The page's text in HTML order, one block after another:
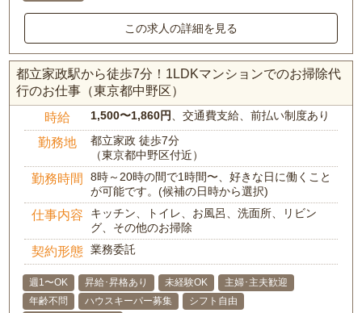
この求人の詳細を見る
都立家政駅から徒歩7分！1LDKマンションでのお掃除代
行のお仕事（東京都中野区）
時給 1,500〜1,860円、交通費支給、前払い制度あり
勤務地
都立家政 徒歩7分
（東京都中野区付近）
勤務時間
8時～20時の間で1時間〜、好きな日に働くこと
が可能です。(候補の日時から選択)
仕事内容
キッチン、トイレ、お風呂、洗面所、リビン
グ、その他のお掃除
契約形態 業務委託
週1〜OK 昇給･昇格あり 未経験OK
主婦･主夫歓迎
年齢不問
ハウスキーパー募集
シフト自由